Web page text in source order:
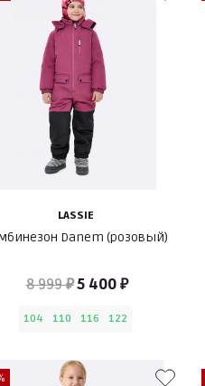
LASSIE
Danem (розовый)
8 999 ₽5 400 ₽
104 110 116 122